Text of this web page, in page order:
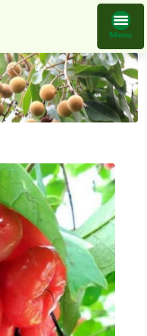
Dan Termurah